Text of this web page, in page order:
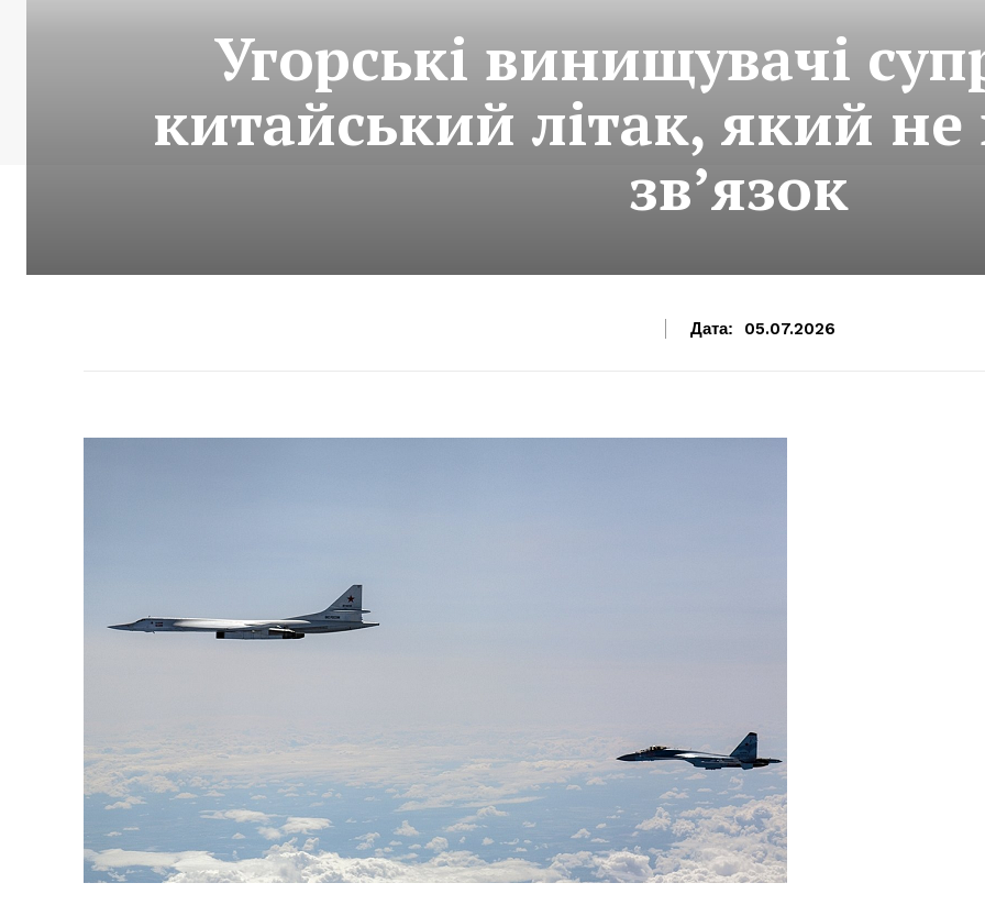
Угорські винищувачі
китайський літак, який
зв’язок
Дата: 05.07.2026